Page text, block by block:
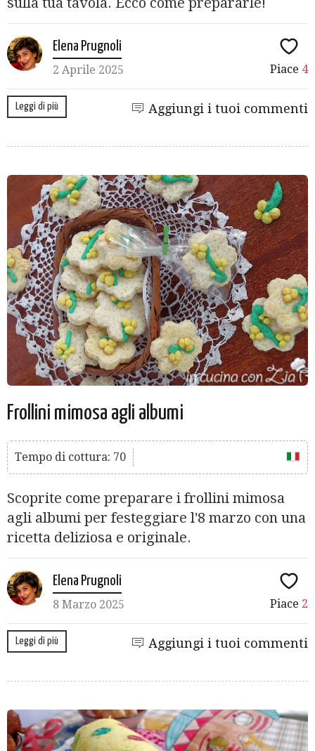
Elena Prugnoli
2 Aprile 2025 Piace 4
Leggi di più Aggiungi i tuoi commenti
Frollini mimosa agli albumi
Tempo di cottura: 70
Scoprite come preparare i frollini mimosa
agli albumi per festeggiare l'8 marzo con una
ricetta deliziosa e originale.
Elena Prugnoli
8 Marzo 2025 Piace 2
Leggi di più Aggiungi i tuoi commenti